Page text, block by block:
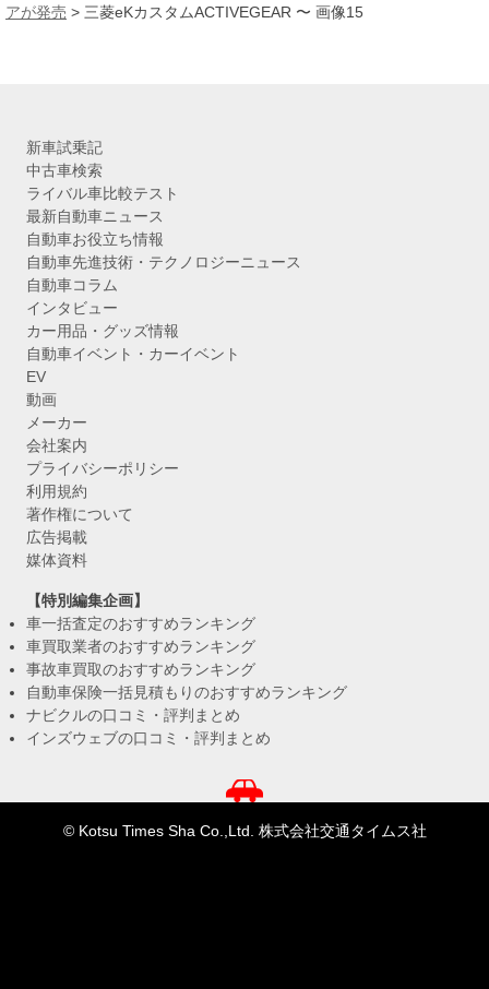
ブ
アが発売 > 三菱eKカスタムACTIVEGEAR 〜 画像15
新車試乗記
中古車検索
ライバル車比較テスト
最新自動車ニュース
自動車お役立ち情報
自動車先進技術・テクノロジーニュース
自動車コラム
インタビュー
カー用品・グッズ情報
自動車イベント・カーイベント
EV
動画
メーカー
会社案内
プライバシーポリシー
利用規約
著作権について
広告掲載
媒体資料
【特別編集企画】
車一括査定のおすすめランキング
車買取業者のおすすめランキング
事故車買取のおすすめランキング
自動車保険一括見積もりのおすすめランキング
ナビクルの口コミ・評判まとめ
インズウェブの口コミ・評判まとめ
© Kotsu Times Sha Co.,Ltd. 株式会社交通タイムス社